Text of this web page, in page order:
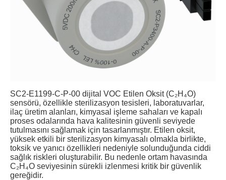
SC2-E1199-C-P-00 dijital VOC Etilen Oksit (C₂H₄O)
sensörü, özellikle sterilizasyon tesisleri, laboratuvarlar,
ilaç üretim alanları, kimyasal işleme sahaları ve kapalı
proses odalarında hava kalitesinin güvenli seviyede
tutulmasını sağlamak için tasarlanmıştır. Etilen oksit,
yüksek etkili bir sterilizasyon kimyasalı olmakla birlikte,
toksik ve yanıcı özellikleri nedeniyle solunduğunda ciddi
sağlık riskleri oluşturabilir. Bu nedenle ortam havasında
C₂H₄O seviyesinin sürekli izlenmesi kritik bir güvenlik
gereğidir.